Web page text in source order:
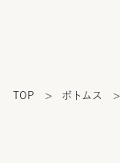
TOP > ボトムス >